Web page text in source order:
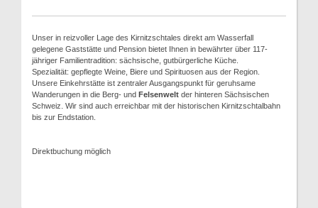
Unser in reizvoller Lage des Kirnitzschtales direkt am Wasserfall
gelegene Gaststätte und Pension bietet Ihnen in bewährter über 117-
jähriger Familientradition: sächsische, gutbürgerliche Küche.
Spezialität: gepflegte Weine, Biere und Spirituosen aus der Region.
Unsere Einkehrstätte ist zentraler Ausgangspunkt für geruhsame
Wanderungen in die Berg- und Felsenwelt der hinteren Sächsischen
Schweiz. Wir sind auch erreichbar mit der historischen Kirnitzschtalbahn
bis zur Endstation.
Direktbuchung möglich